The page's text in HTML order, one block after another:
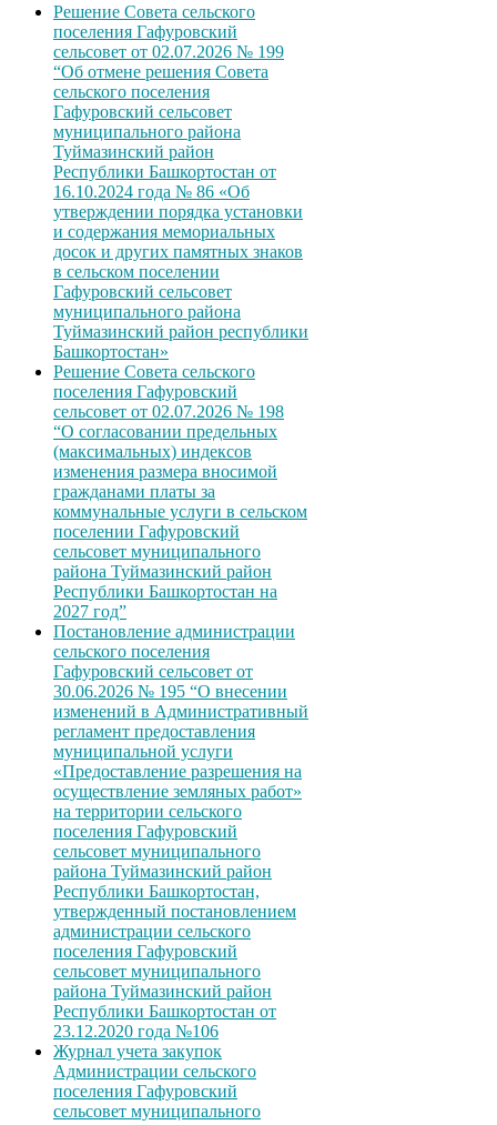
Решение Совета сельского
поселения Гафуровский
сельсовет от 02.07.2026 № 199
“Об отмене решения Совета
сельского поселения
Гафуровский сельсовет
муниципального района
Туймазинский район
Республики Башкортостан от
16.10.2024 года № 86 «Об
утверждении порядка установки
и содержания мемориальных
досок и других памятных знаков
в сельском поселении
Гафуровский сельсовет
муниципального района
Туймазинский район республики
Башкортостан»
Решение Совета сельского
поселения Гафуровский
сельсовет от 02.07.2026 № 198
“О согласовании предельных
(максимальных) индексов
изменения размера вносимой
гражданами платы за
коммунальные услуги в сельском
поселении Гафуровский
сельсовет муниципального
района Туймазинский район
Республики Башкортостан на
2027 год”
Постановление администрации
сельского поселения
Гафуровский сельсовет от
30.06.2026 № 195 “О внесении
изменений в Административный
регламент предоставления
муниципальной услуги
«Предоставление разрешения на
осуществление земляных работ»
на территории сельского
поселения Гафуровский
сельсовет муниципального
района Туймазинский район
Республики Башкортостан,
утвержденный постановлением
администрации сельского
поселения Гафуровский
сельсовет муниципального
района Туймазинский район
Республики Башкортостан от
23.12.2020 года №106
Журнал учета закупок
Администрации сельского
поселения Гафуровский
сельсовет муниципального